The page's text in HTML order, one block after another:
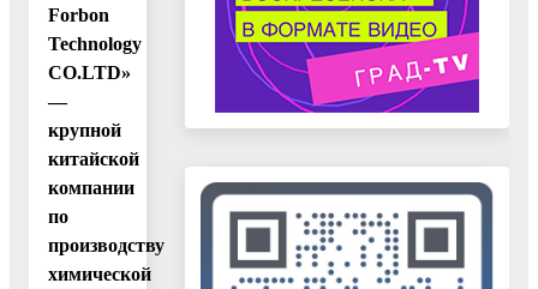
Forbon
Technology
CO.LTD»
—
крупной
китайской
компании
по
производству
химической